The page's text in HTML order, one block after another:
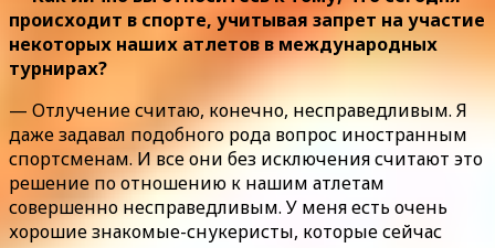
происходит в спорте, учитывая запрет на участие
некоторых наших атлетов в международных
турнирах?
— Отлучение считаю, конечно, несправедливым. Я
даже задавал подобного рода вопрос иностранным
спортсменам. И все они без исключения считают это
решение по отношению к нашим атлетам
совершенно несправедливым. У меня есть очень
хорошие знакомые-снукеристы, которые сейчас